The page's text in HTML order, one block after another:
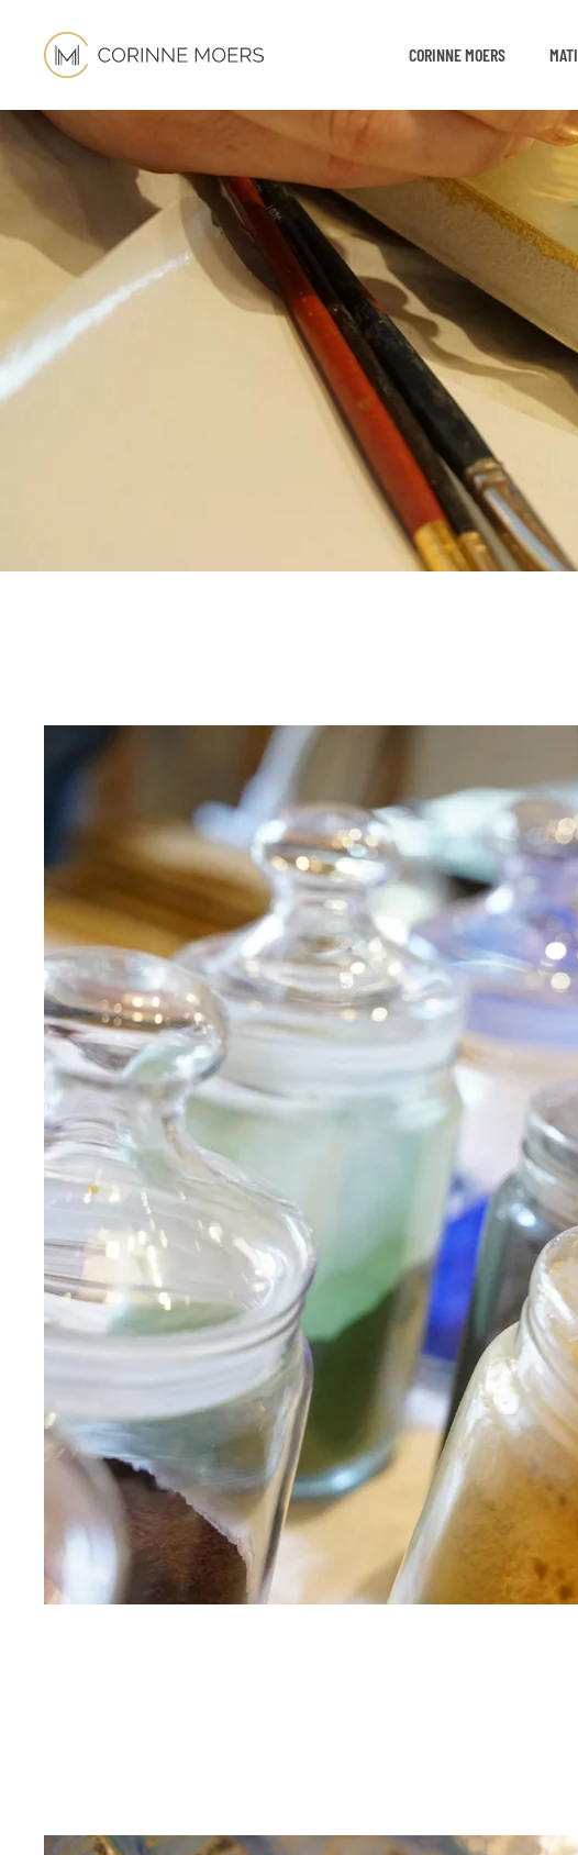
CORINNE MOERS